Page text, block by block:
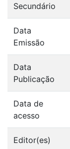
Secundário
Data
Emissão
Data
Publicação
Data de
acesso
Editor(es)